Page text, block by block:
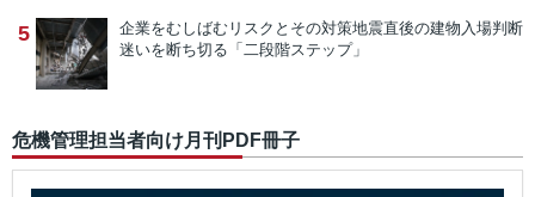
5 企業をむしばむリスクとその対策地震直後の建物入場判断
迷いを断ち切る「二段階ステップ」
危機管理担当者向け月刊PDF冊子